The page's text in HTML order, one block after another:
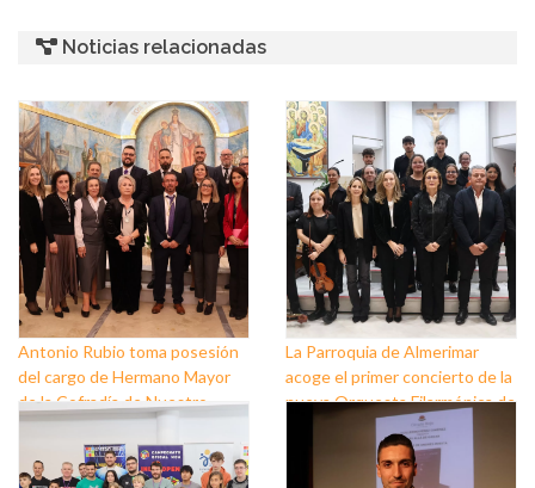
Noticias relacionadas
Antonio Rubio toma posesión
del cargo de Hermano Mayor
de la Cofradía de Nuestro
Padre Jesús Nazareno y
Nuestra Señora de los Dolores
de Balerma
La Parroquia de Almerimar
acoge el primer concierto de la
nueva Orquesta Filarmónica de